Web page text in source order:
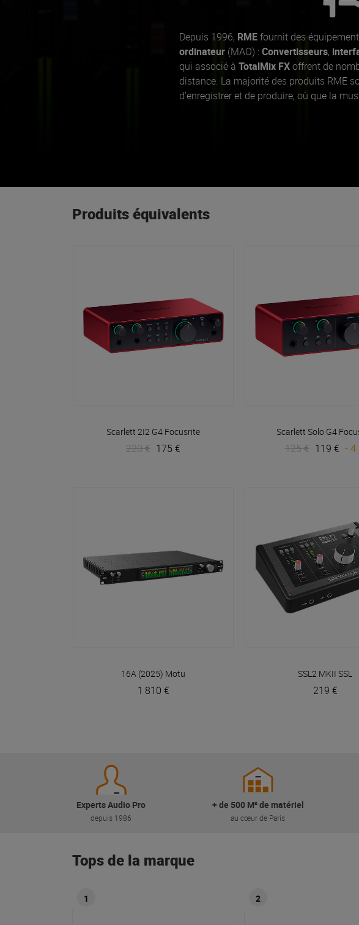
Depuis 1996, RMEfournit des
ordinateur(MAO) : Convertisseurs,
qui associé à TotalMix FXoffrent de
distance. La majorité des produits RME
d'enregistrer et de produire, où que la
Produits équivalents
VOIR EN DÉTAIL
Scarlett 2I2 G4 Focusrite
220 € 175 €
VOIR EN
Scarlett Solo G4
125 € 119 € - 4
VOIR EN DÉTAIL
16A (2025) Motu
1 810 €
VOIR EN DÉTAIL
SSL2 MKII SSL
219 €
Experts Audio Pro
depuis 1986
+ de 500 M² de matériel
au cœur de Paris
Tops de la marque
1 2